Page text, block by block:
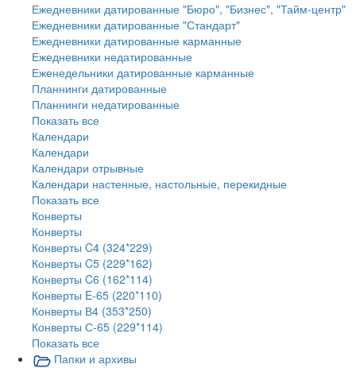
Ежедневники датированные "Бюро", "Бизнес", "Тайм-центр"
Ежедневники датированные "Стандарт"
Ежедневники датированные карманные
Ежедневники недатированные
Еженедельники датированные карманные
Планнинги датированные
Планнинги недатированные
Показать все
Календари
Календари
Календари отрывные
Календари настенные, настольные, перекидные
Показать все
Конверты
Конверты
Конверты C4 (324*229)
Конверты C5 (229*162)
Конверты C6 (162*114)
Конверты E-65 (220*110)
Конверты В4 (353*250)
Конверты С-65 (229*114)
Показать все
Папки и архивы